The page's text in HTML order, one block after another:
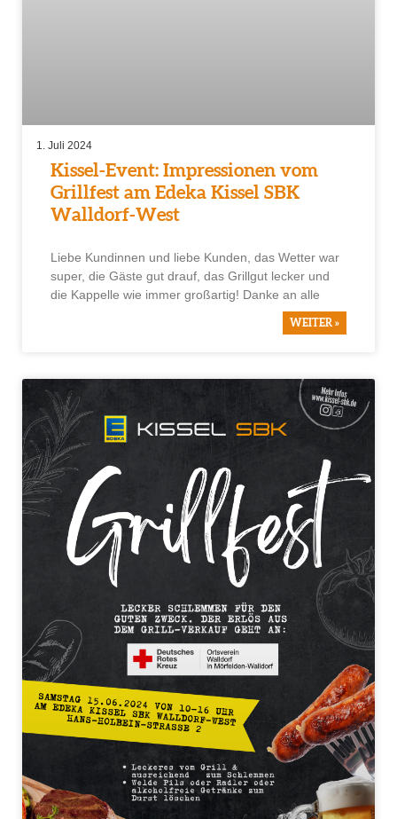
Kissel-Event: Impressionen vom
Grillfest am Edeka Kissel SBK
Walldorf-West
Liebe Kundinnen und liebe Kunden, das Wetter war
super, die Gäste gut drauf, das Grillgut lecker und
die Kappelle wie immer großartig! Danke an alle
WEITER »
1. Juli 2024